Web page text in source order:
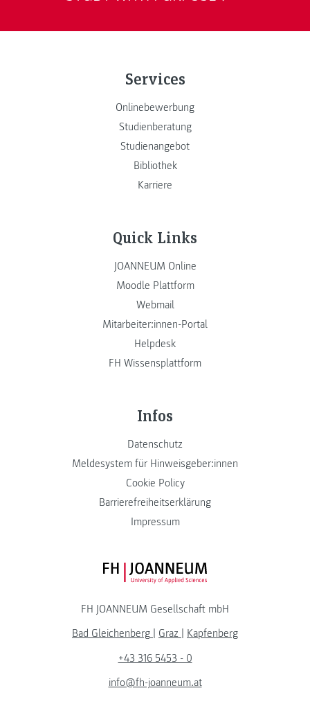
Services
Onlinebewerbung
Studienberatung
Studienangebot
Bibliothek
Karriere
Quick Links
JOANNEUM Online
Moodle Plattform
Webmail
Mitarbeiter:innen-Portal
Helpdesk
FH Wissensplattform
Infos
Datenschutz
Meldesystem für Hinweisgeber:innen
Cookie Policy
Barrierefreiheitserklärung
Impressum
FH JOANNEUM Logo
FH JOANNEUM Gesellschaft mbH
Bad Gleichenberg
Graz
Kapfenberg
+43 316 5453 - 0
info@fh-joanneum.at